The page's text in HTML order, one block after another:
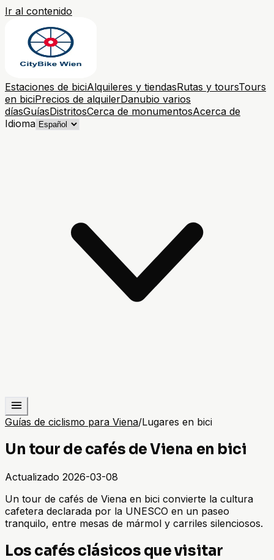
Ir al contenido
Estaciones de biciAlquileres y tiendasRutas y toursTours
en biciPrecios de alquilerDanubio varios
díasGuíasDistritosCerca de monumentosAcerca de
Idioma
Guías de ciclismo para Viena/Lugares en bici
Un tour de cafés de Viena en bici
Actualizado 2026-03-08
Un tour de cafés de Viena en bici convierte la cultura
cafetera declarada por la UNESCO en un paseo
tranquilo, entre mesas de mármol y carriles silenciosos.
Los cafés clásicos que visitar